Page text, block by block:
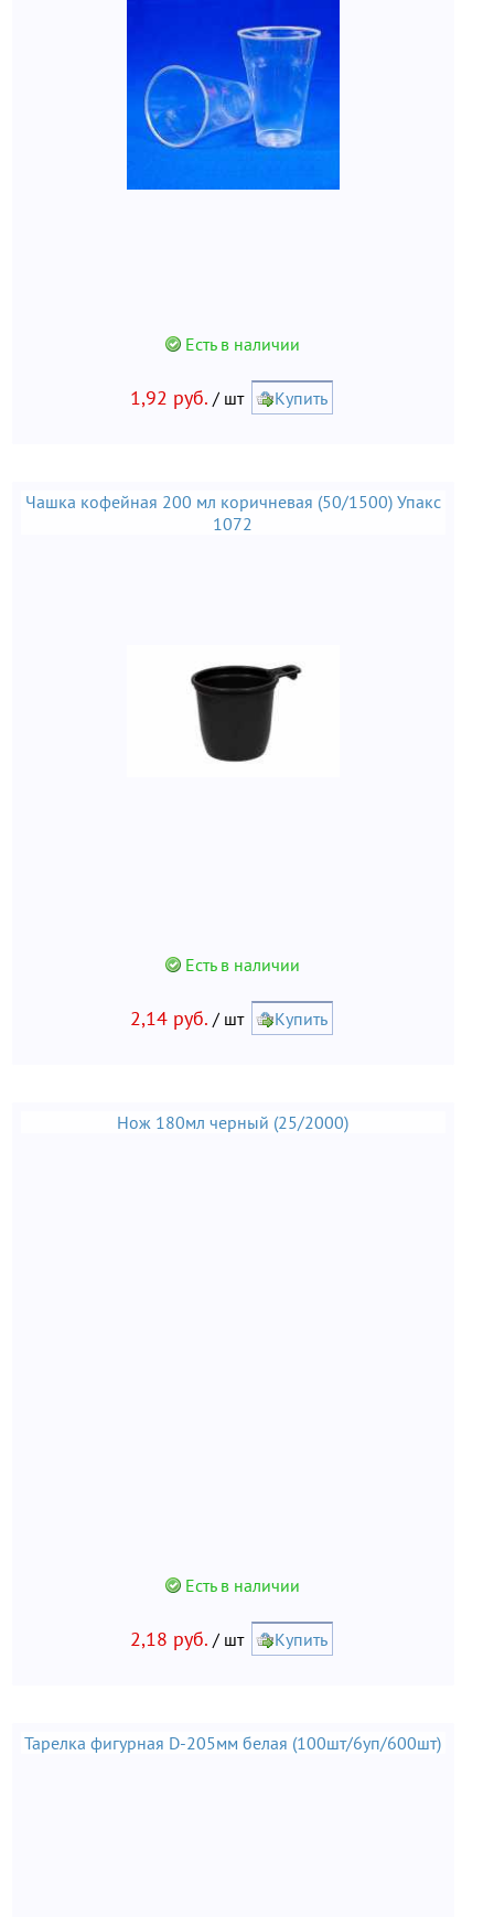
Есть в наличии
1,92 руб. / шт Купить
Чашка кофейная 200 мл коричневая (50/1500) Упакс
1072
Есть в наличии
2,14 руб. / шт Купить
Нож 180мл черный (25/2000)
Есть в наличии
2,18 руб. / шт Купить
Тарелка фигурная D-205мм белая (100шт/6уп/600шт)